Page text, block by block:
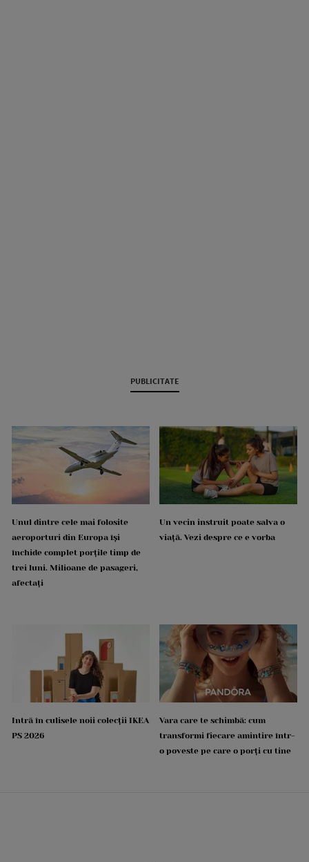
PUBLICITATE
Unul dintre cele mai folosite
aeroporturi din Europa își
închide complet porțile timp de
trei luni. Milioane de pasageri,
afectați
Un vecin instruit poate salva o
viață. Vezi despre ce e vorba
Intră în culisele noii colecții IKEA
PS 2026
Vara care te schimbă: cum
transformi fiecare amintire într-
o poveste pe care o porți cu tine